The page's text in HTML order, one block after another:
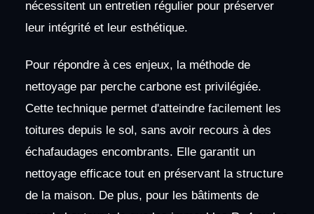
nécessitent un entretien régulier pour préserver
leur intégrité et leur esthétique.
Pour répondre à ces enjeux, la méthode de
nettoyage par perche carbone est privilégiée.
Cette technique permet d'atteindre facilement les
toitures depuis le sol, sans avoir recours à des
échafaudages encombrants. Elle garantit un
nettoyage efficace tout en préservant la structure
de la maison. De plus, pour les bâtiments de